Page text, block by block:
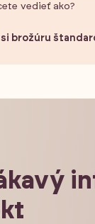
vedieť ako?
brožúru